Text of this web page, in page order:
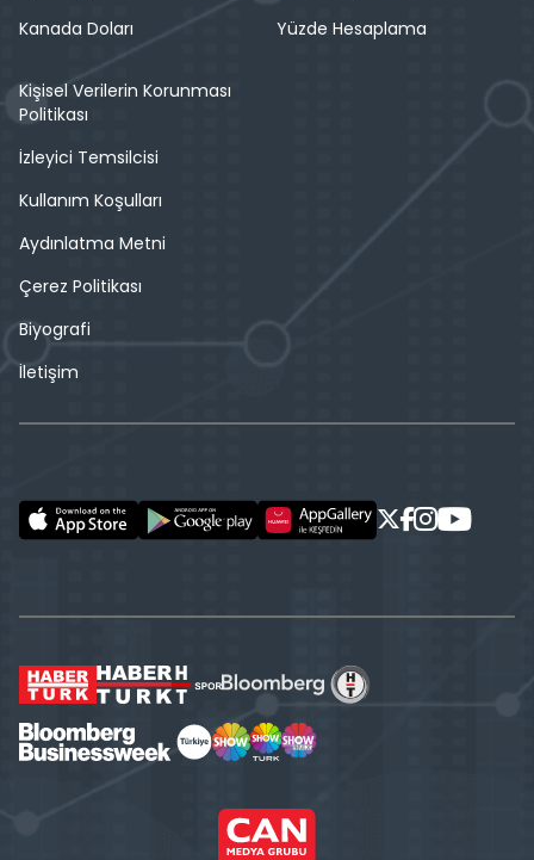
Kanada Doları
Yüzde Hesaplama
Kişisel Verilerin Korunması
Politikası
İzleyici Temsilcisi
Kullanım Koşulları
Aydınlatma Metni
Çerez Politikası
Biyografi
İletişim